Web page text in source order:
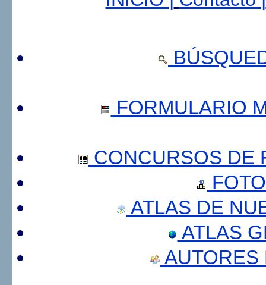
FORMULARIO
CONCURSOS DE
ATLAS DE
ATLAS
AUTORES